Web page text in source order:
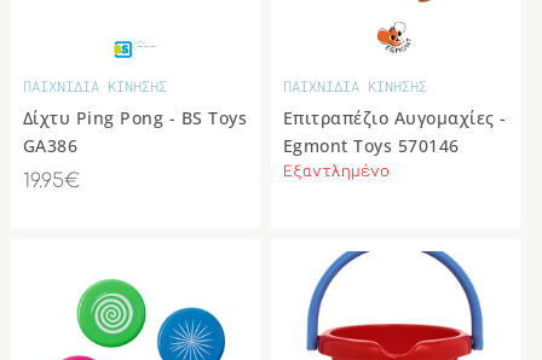
ΠΑΙΧΝΙΔΙΑ ΚΙΝΗΣΗΣ
Δίχτυ Ping Pong - BS Toys
GA386
19.95€
ΠΑΙΧΝΙΔΙΑ ΚΙΝΗΣΗΣ
Επιτραπέζιο Αυγομαχίες -
Egmont Toys 570146
Εξαντλημένο